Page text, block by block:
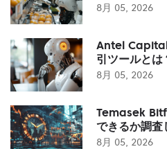
8月 05, 2026
Antel
引ツールとは
8月 05, 2026
Temasek
できるか調査
8月 05, 2026